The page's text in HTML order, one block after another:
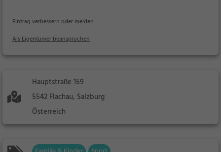
Eintrag verbessern oder melden
Als Eigentümer beanspruchen
Hauptstraße 159
5542 Flachau, Salzburg
Österreich